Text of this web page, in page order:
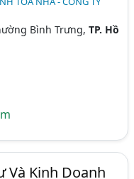
Bình Trưng,TP. Hồ
Và Kinh Doanh